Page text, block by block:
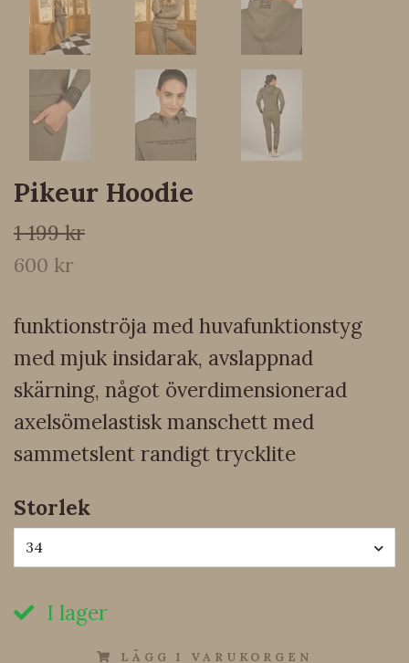
Pikeur Hoodie
1 199 kr
600 kr
funktionströja med huvafunktionstyg
med mjuk insidarak, avslappnad
skärning, något överdimensionerad
axelsömelastisk manschett med
sammetslent randigt trycklite
Storlek
34
I lager
LÄGG I VARUKORGEN